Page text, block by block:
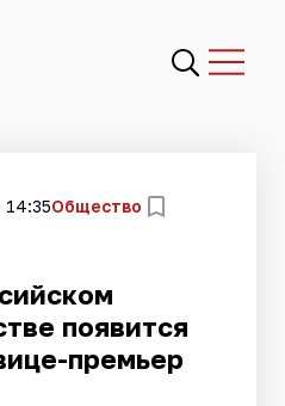
14:35Общество
появится
премьер